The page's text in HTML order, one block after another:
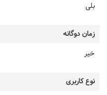
بلی
زمان دوگانه
خیر
نوع کاربری